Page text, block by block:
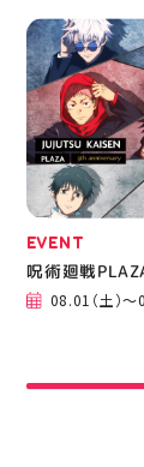
EVENT
呪術廻戦
08.01（土）～